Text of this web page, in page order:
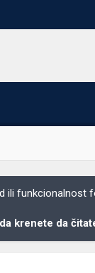
funkcionalnost
krenete da